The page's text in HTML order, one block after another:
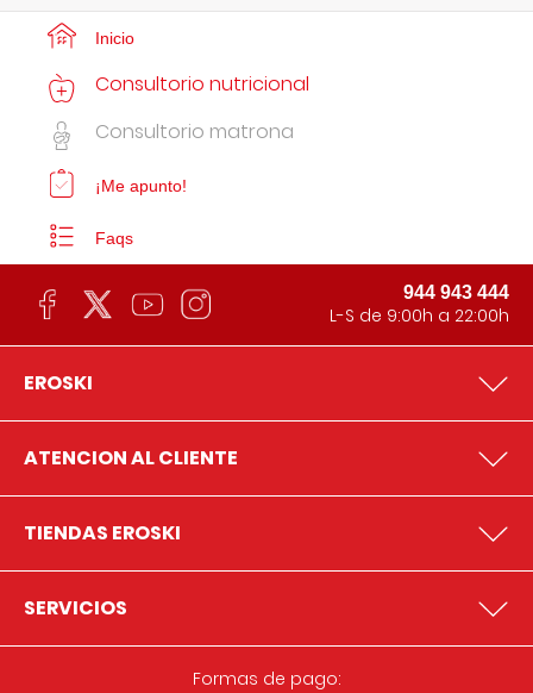
Inicio
Consultorio nutricional
Consultorio matrona
¡Me apunto!
Faqs
944 943 444
L-S de 9:00h a 22:00h
EROSKI
ATENCION AL CLIENTE
TIENDAS EROSKI
SERVICIOS
Formas de pago: